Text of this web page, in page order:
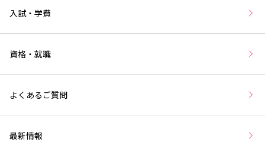
入試・学費
資格・就職
よくあるご質問
最新情報